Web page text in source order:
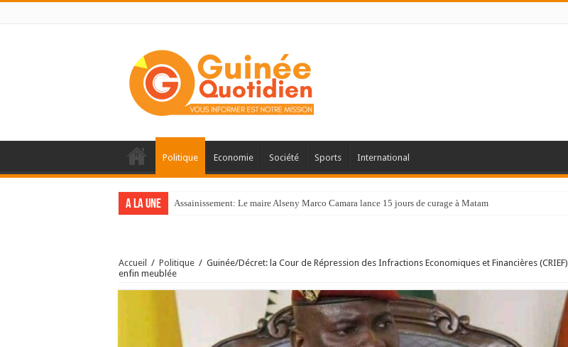
Politique Economie Société Sports International
A la une Assainissement: Le maire Alseny Marco Camara lance 15 jours de curage à Matam
Accueil / Politique / Guinée/Décret: la Cour de Répression des Infractions Economiques et Financières (CRIEF)
enfin meublée